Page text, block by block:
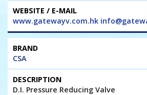
www.gatewayv.com.hk
CSA
D.I. Pressure Reducing Valve